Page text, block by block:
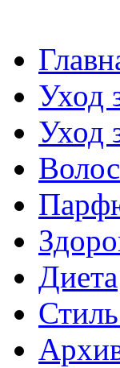
Уход
Уход
Диета